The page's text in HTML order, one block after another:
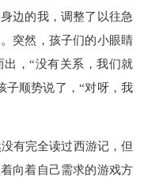
身边的我，调整了以往急
突然， 孩子们的小眼睛
出 ， “没有关系，我们就
子顺势说了 ，“对呀，我
有完全读过西游记，但
向着自己需求的游戏方